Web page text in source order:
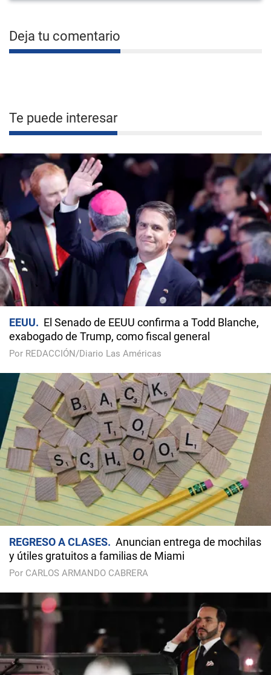
Deja tu comentario
Te puede interesar
EEUU
El Senado de EEUU confirma a Todd Blanche,
exabogado de Trump, como fiscal general
Por REDACCIÓN/Diario Las Américas
REGRESO A CLASES
Anuncian entrega de mochilas
y útiles gratuitos a familias de Miami
Por CARLOS ARMANDO CABRERA